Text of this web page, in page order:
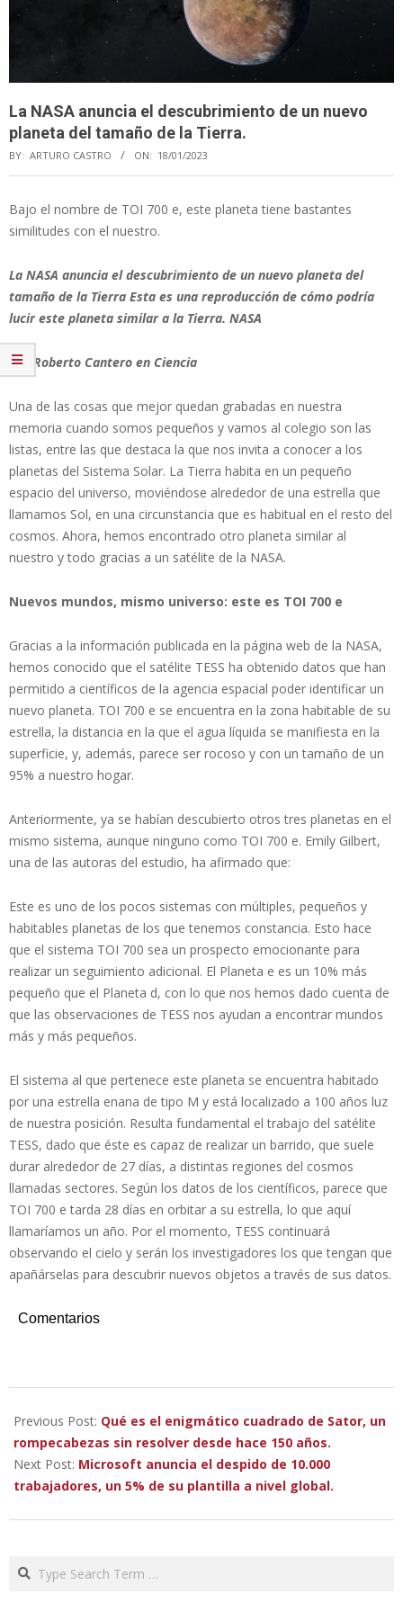
La NASA anuncia el descubrimiento de un nuevo
planeta del tamaño de la Tierra.
BY: ARTURO CASTRO ON: 18/01/2023
Bajo el nombre de TOI 700 e, este planeta tiene bastantes
similitudes con el nuestro.
La NASA anuncia el descubrimiento de un nuevo planeta del
tamaño de la Tierra Esta es una reproducción de cómo podría
lucir este planeta similar a la Tierra. NASA
Por Roberto Cantero en Ciencia
Una de las cosas que mejor quedan grabadas en nuestra
memoria cuando somos pequeños y vamos al colegio son las
listas, entre las que destaca la que nos invita a conocer a los
planetas del Sistema Solar. La Tierra habita en un pequeño
espacio del universo, moviéndose alrededor de una estrella que
llamamos Sol, en una circunstancia que es habitual en el resto del
cosmos. Ahora, hemos encontrado otro planeta similar al
nuestro y todo gracias a un satélite de la NASA.
Nuevos mundos, mismo universo: este es TOI 700 e
Gracias a la información publicada en la página web de la NASA,
hemos conocido que el satélite TESS ha obtenido datos que han
permitido a científicos de la agencia espacial poder identificar un
nuevo planeta. TOI 700 e se encuentra en la zona habitable de su
estrella, la distancia en la que el agua líquida se manifiesta en la
superficie, y, además, parece ser rocoso y con un tamaño de un
95% a nuestro hogar.
Anteriormente, ya se habían descubierto otros tres planetas en el
mismo sistema, aunque ninguno como TOI 700 e. Emily Gilbert,
una de las autoras del estudio, ha afirmado que:
Este es uno de los pocos sistemas con múltiples, pequeños y
habitables planetas de los que tenemos constancia. Esto hace
que el sistema TOI 700 sea un prospecto emocionante para
realizar un seguimiento adicional. El Planeta e es un 10% más
pequeño que el Planeta d, con lo que nos hemos dado cuenta de
que las observaciones de TESS nos ayudan a encontrar mundos
más y más pequeños.
El sistema al que pertenece este planeta se encuentra habitado
por una estrella enana de tipo M y está localizado a 100 años luz
de nuestra posición. Resulta fundamental el trabajo del satélite
TESS, dado que éste es capaz de realizar un barrido, que suele
durar alrededor de 27 días, a distintas regiones del cosmos
llamadas sectores. Según los datos de los científicos, parece que
TOI 700 e tarda 28 días en orbitar a su estrella, lo que aquí
llamaríamos un año. Por el momento, TESS continuará
observando el cielo y serán los investigadores los que tengan que
apañárselas para descubrir nuevos objetos a través de sus datos.
Comentarios
01-
18
Previous Post: Qué es el enigmático cuadrado de Sator, un
rompecabezas sin resolver desde hace 150 años.
Next Post: Microsoft anuncia el despido de 10.000
trabajadores, un 5% de su plantilla a nivel global.
Search